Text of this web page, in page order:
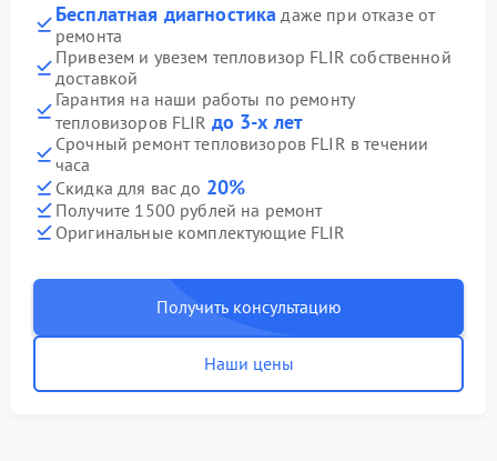
Бесплатная диагностика даже при отказе от
ремонта
Привезем и увезем тепловизор FLIR собственной
доставкой
Гарантия на наши работы по ремонту
тепловизоров FLIR до 3-х лет
Срочный ремонт тепловизоров FLIR в течении
часа
Скидка для вас до 20%
Получите 1500 рублей на ремонт
Оригинальные комплектующие FLIR
Получить консультацию
Наши цены